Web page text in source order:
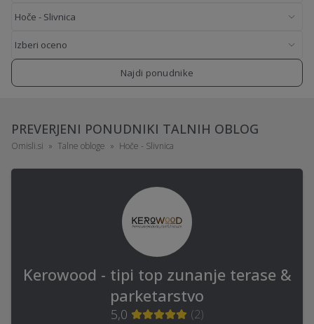
Najdi ponudnike
PREVERJENI PONUDNIKI TALNIH OBLOG
Omisli.si Talne obloge Hoče - Slivnica
Kerowood - tipi top zunanje terase &
parketarstvo
5,0 (2)